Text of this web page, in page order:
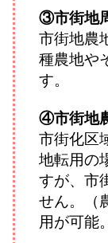
③市街地
市街地農
種農地や
す。
④市街地
市街化区
地転用の
すが、市
せん。（
用が可能